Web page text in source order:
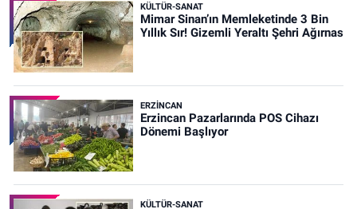
KÜLTÜR-SANAT
Mimar Sinan’ın Memleketinde 3 Bin
Yıllık Sır! Gizemli Yeraltı Şehri Ağırnas
ERZINCAN
Erzincan Pazarlarında POS Cihazı
Dönemi Başlıyor
KÜLTÜR-SANAT